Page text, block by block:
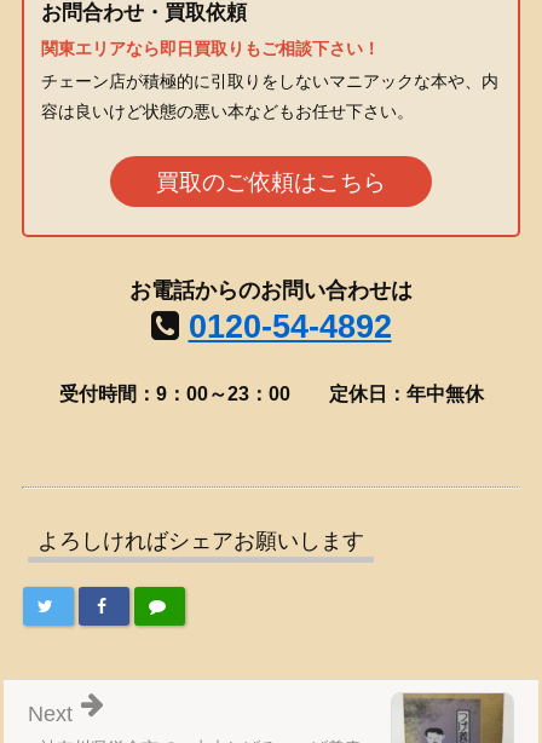
お問合わせ・買取依頼
関東エリアなら即日買取りもご相談下さい！
チェーン店が積極的に引取りをしないマニアックな本や、内
容は良いけど状態の悪い本などもお任せ下さい。
買取のご依頼はこちら
お電話からのお問い合わせは
0120-54-4892
受付時間：9：00～23：00 定休日：年中無休
よろしければシェアお願いします
Next